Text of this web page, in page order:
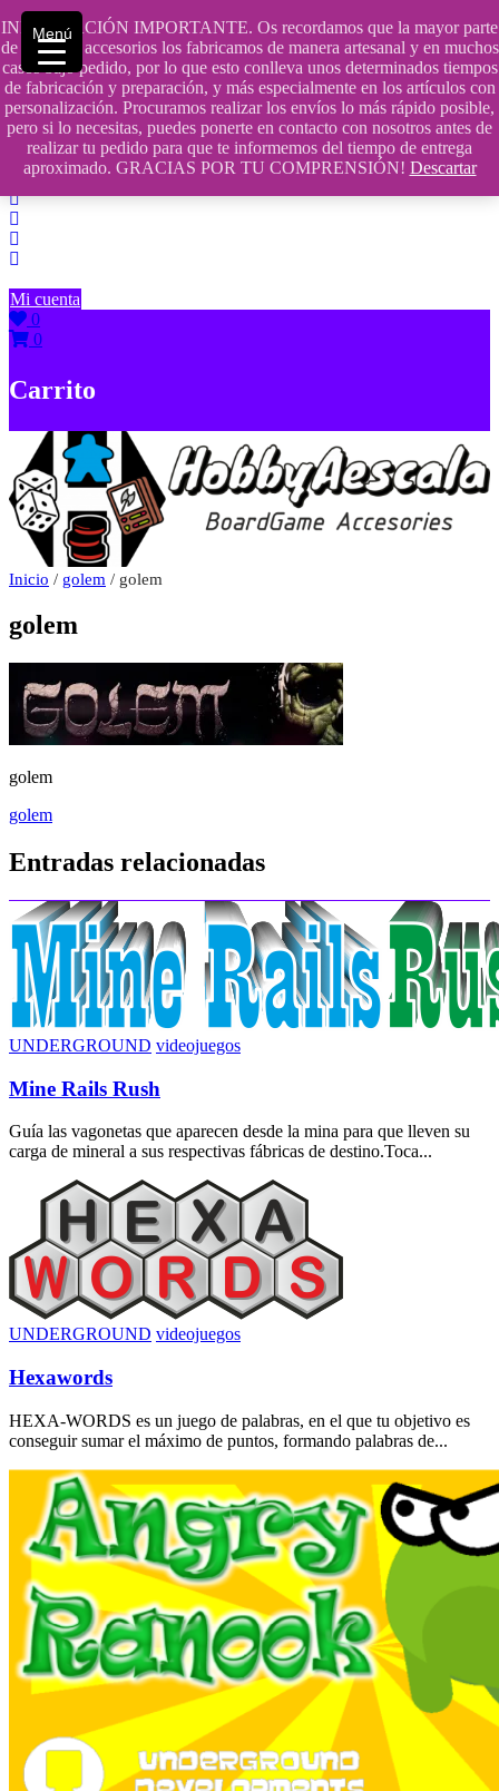
INFORMACIÓN IMPORTANTE. Os recordamos que la mayor parte
de nuestros accesorios los fabricamos de manera artesanal y en muchos
casos bajo pedido, por lo que esto conlleva unos determinados tiempos
de fabricación y preparación, y más especialmente en los artículos con
personalización. Procuramos realizar los envíos lo más rápido posible,
pero si lo necesitas, puedes ponerte en contacto con nosotros antes de
realizar tu pedido para que te informemos del tiempo de entrega
aproximado. GRACIAS POR TU COMPRENSIÓN! Descartar
Saltar
contenido
609241475 SOLO DE 10:00 a 14:00
info@hobbyaescala.com
San Fernando de Henares
10:00 - 14:00
Mi cuenta
0
0
Carrito
Inicio / golem / golem
golem
golem
Navegación
de
entradas
golem
Entradas relacionadas
UNDERGROUND videojuegos
Mine Rails Rush
Guía las vagonetas que aparecen desde la mina para que lleven su
carga de mineral a sus respectivas fábricas de destino.Toca...
UNDERGROUND videojuegos
Hexawords
HEXA-WORDS es un juego de palabras, en el que tu objetivo es
conseguir sumar el máximo de puntos, formando palabras de...
Menú